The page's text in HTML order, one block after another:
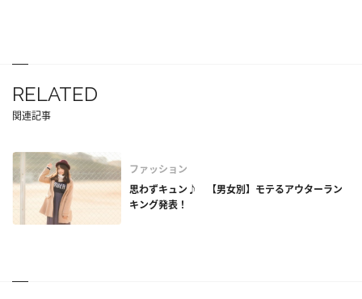
RELATED
関連記事
ファッション
思わずキュン♪ 【男女別】モテるアウターラン
キング発表！